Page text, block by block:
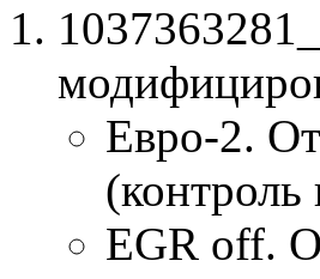
Евро-2.
(контроль
EGR off.